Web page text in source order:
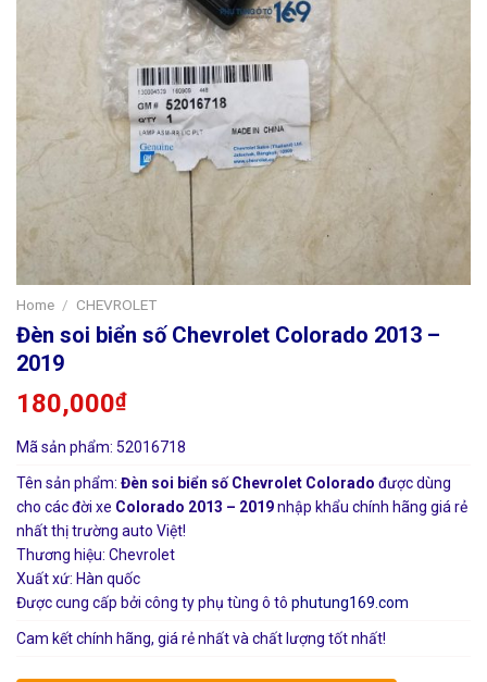
Home / CHEVROLET
Đèn soi biển số Chevrolet Colorado 2013 –
2019
180,000₫
Mã sản phẩm: 52016718
Tên sản phẩm: Đèn soi biển số Chevrolet Colorado được dùng
cho các đời xe Colorado 2013 – 2019nhập khẩu chính hãng giá rẻ
nhất thị trường auto Việt!
Thương hiệu: Chevrolet
Xuất xứ: Hàn quốc
Được cung cấp bởi công ty phụ tùng ô tô phutung169.com
Cam kết chính hãng, giá rẻ nhất và chất lượng tốt nhất!